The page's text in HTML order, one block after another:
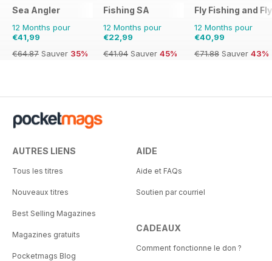
Sea Angler
12 Months pour
€41,99
€64.87 Sauver 35%
Fishing SA
12 Months pour
€22,99
€41.94 Sauver 45%
Fly Fishing and
12 Months pour
€40,99
€71.88 Sauver 43%
AUTRES LIENS
Tous les titres
Nouveaux titres
Best Selling Magazines
Magazines gratuits
Pocketmags Blog
AIDE
Aide et FAQs
Soutien par courriel
CADEAUX
Comment fonctionne le don ?